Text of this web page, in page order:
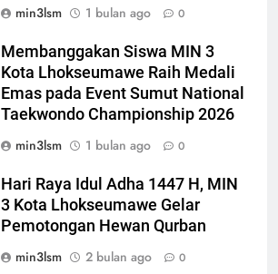
min3lsm
1 bulan ago 0
Membanggakan Siswa MIN 3
Kota Lhokseumawe Raih Medali
Emas pada Event Sumut National
Taekwondo Championship 2026
min3lsm
1 bulan ago 0
Hari Raya Idul Adha 1447 H, MIN
3 Kota Lhokseumawe Gelar
Pemotongan Hewan Qurban
min3lsm
2 bulan ago 0